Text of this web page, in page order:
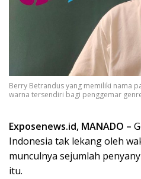
Berry Betrandus yang memiliki nama
warna tersendiri bagi penggemar
Exposenews.id, MANADO –
Indonesia tak lekang oleh
munculnya sejumlah
itu.